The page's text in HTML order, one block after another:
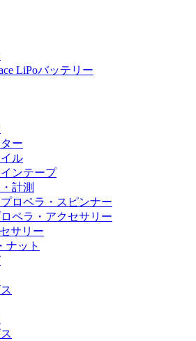
LiPoバッテリー
ー
ル
ンテープ
計測
ロペラ・スピンナー
ペラ・アクセサリー
サリー
ナット